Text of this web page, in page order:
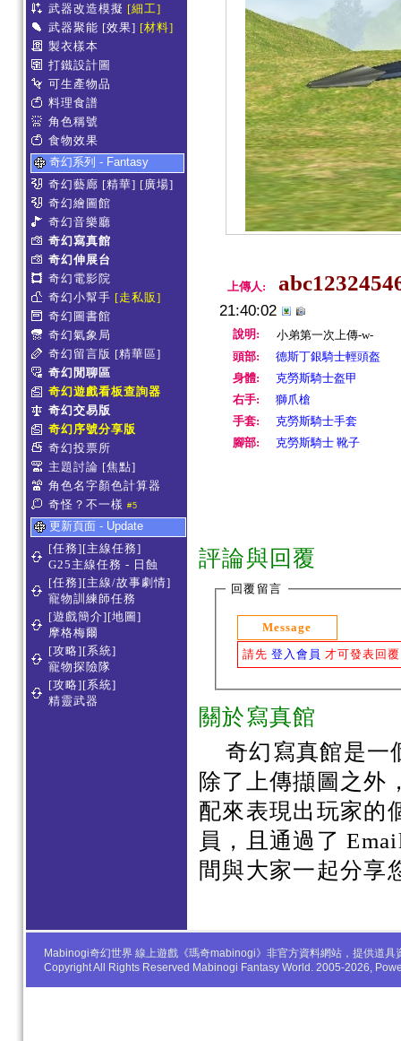
武器改造模擬 [細工]
武器聚能 [效果] [材料]
製衣樣本
打鐵設計圖
可生產物品
料理食譜
角色稱號
食物效果
奇幻系列 - Fantasy
奇幻藝廊 [精華] [廣場]
奇幻繪圖館
奇幻音樂廳
奇幻寫真館
奇幻伸展台
奇幻電影院
奇幻小幫手 [走私販]
奇幻圖書館
奇幻氣象局
奇幻留言版 [精華區]
奇幻閒聊區
奇幻遊戲看板查詢器
奇幻交易版
奇幻序號分享版
奇幻投票所
主題討論 [焦點]
角色名字顏色計算器
奇怪？不一樣 #5
更新頁面 - Update
[任務][主線任務]
G25主線任務 - 日蝕
[任務][主線/故事劇情]
寵物訓練師任務
[遊戲簡介][地圖]
摩格梅爾
[攻略][系統]
寵物探險隊
[攻略][系統]
精靈武器
上傳人:
21:40:02
說明:
小弟第一次上傳-w-
頭部:
德斯丁銀騎士輕頭盔
身體:
克勞斯騎士盔甲
右手:
獅爪槍
手套:
克勞斯騎士手套
腳部:
克勞斯騎士 靴子
評論與回覆
回覆留言
Message
請先 登入會員 才可發表回
關於寫真館
奇幻寫真館是一
除了上傳擷圖之外
配來表現出玩家的
員，且通過了
間與大家一起分享
Mabinogi奇幻世界 線上遊戲《瑪奇mabinogi》非官方資料網站，提供道
Copyright All Rights Reserved Mabinogi Fantasy World. 2005-2026,